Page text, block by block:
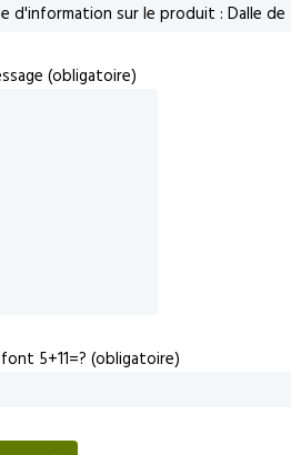
(obligatoire)
5+11=? (obligatoire)